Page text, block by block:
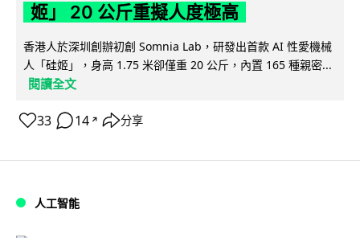
姬」 20 公斤重擬人度極高
香港人於深圳創辦初創 Somnia Lab，研發出首款 AI 性愛機械
人「硅姬」，身高 1.75 米卻僅重 20 公斤，內置 165 種親密...
閱讀全文
33 14 ↗ 分享
人工智能